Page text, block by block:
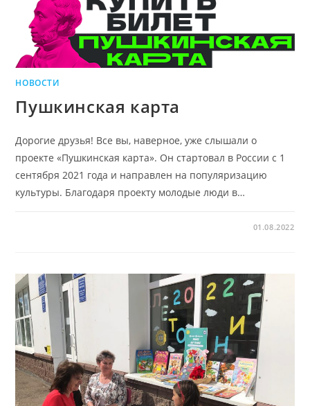
НОВОСТИ
Пушкинская карта
Дорогие друзья! Все вы, наверное, уже слышали о
проекте «Пушкинская карта». Он стартовал в России с 1
сентября 2021 года и направлен на популяризацию
культуры. Благодаря проекту молодые люди в…
01.08.2022